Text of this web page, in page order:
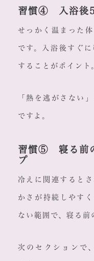
習慣④ 入浴後5
せっかく温まった
です。入浴後すぐ
することがポイント
「熱を逃がさない
ですよ。
習慣⑤ 寝る前
プ
冷えに関連すると
かさが持続しやす
ない範囲で、寝る前
次のセクションで